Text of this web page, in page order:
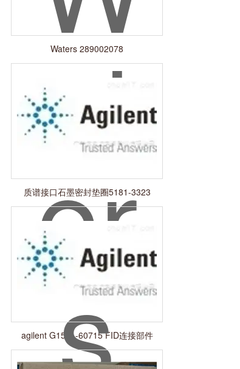
Waters 289002078
质谱接口石墨密封垫圈5181-3323
agilent G1531-60715 FID连接部件